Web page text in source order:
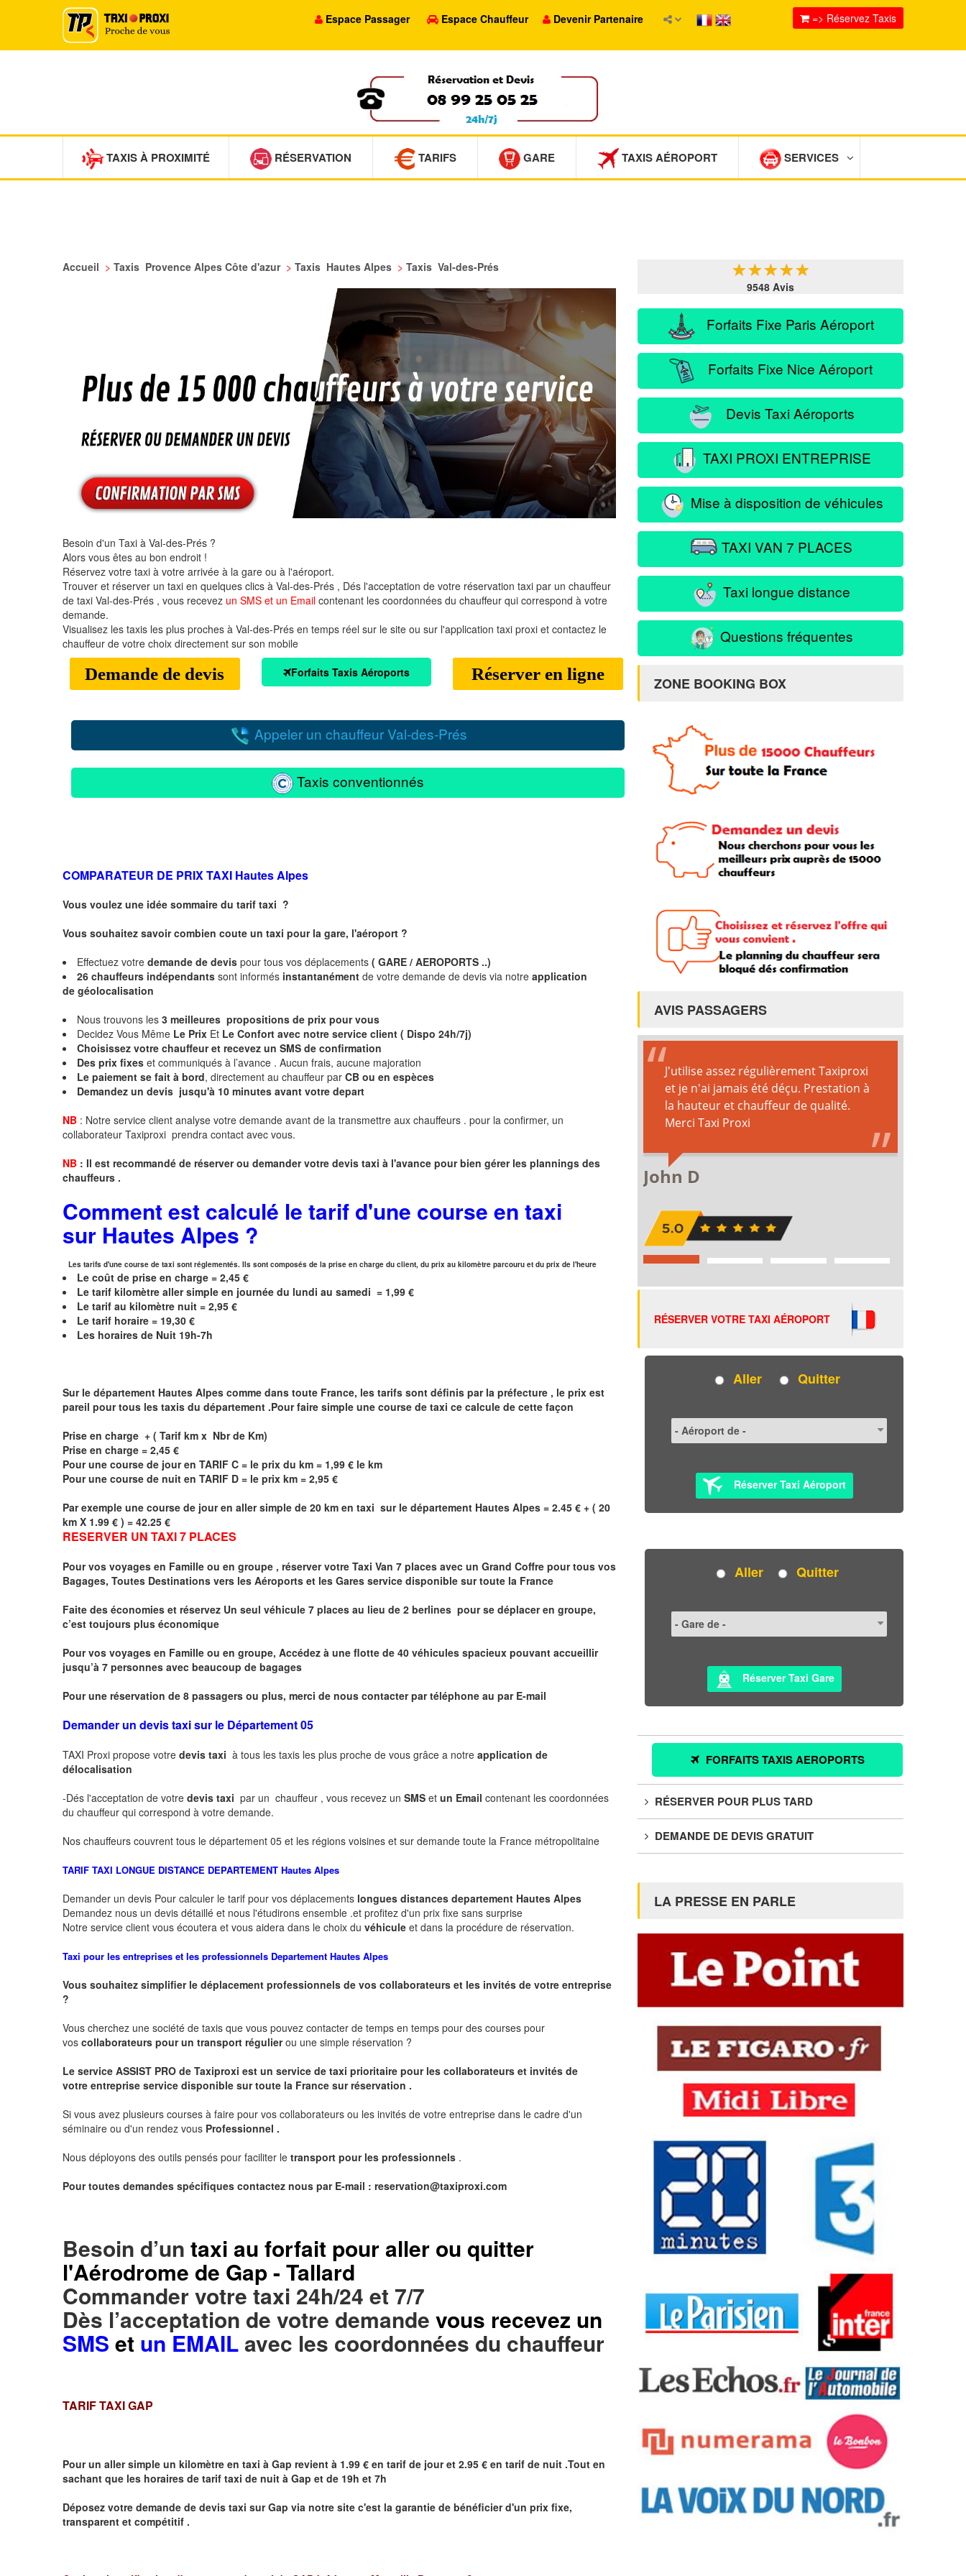
Espace Passager Espace Chauffeur Devenir Partenaire => Réservez Taxis
TAXIS À PROXIMITÉ RÉSERVATION TARIFS GARE TAXIS AÉROPORT SERVICES
Accueil > Taxis Provence Alpes Côte d'azur > Taxis Hautes Alpes > Taxis Val-des-Prés
Besoin d'un Taxi à Val-des-Prés ?
Alors vous êtes au bon endroit !
Réservez votre taxi à votre arrivée à la gare ou à l'aéroport.
Trouver et réserver un taxi en quelques clics à Val-des-Prés , Dés l'acceptation de votre réservation taxi par un chauffeur
de taxi Val-des-Prés , vous recevez un SMS et un Email contenant les coordonnées du chauffeur qui correspond à votre
demande.
Visualisez les taxis les plus proches à Val-des-Prés en temps réel sur le site ou sur l'application taxi proxi et contactez le
chauffeur de votre choix directement sur son mobile
Demande de devis Forfaits Taxis Aéroports Réserver en ligne
Appeler un chauffeur Val-des-Prés
Taxis conventionnés
COMPARATEUR DE PRIX TAXI Hautes Alpes
Vous voulez une idée sommaire du tarif taxi ?
Vous souhaitez savoir combien coute un taxi pour la gare, l'aéroport ?
Effectuez votre demande de devis pour tous vos déplacements ( GARE / AEROPORTS ..)
26 chauffeurs indépendants sont informés instantanément de votre demande de devis via notre application
de géolocalisation
Nous trouvons les 3 meilleures propositions de prix pour vous
Decidez Vous Même Le Prix Et Le Confort avec notre service client ( Dispo 24h/7j)
Choisissez votre chauffeur et recevez un SMS de confirmation
Des prix fixes et communiqués à l’avance . Aucun frais, aucune majoration
Le paiement se fait à bord, directement au chauffeur par CB ou en espèces
Demandez un devis jusqu'à 10 minutes avant votre depart
NB : Notre service client analyse votre demande avant de la transmettre aux chauffeurs . pour la confirmer, un
collaborateur Taxiproxi prendra contact avec vous.
NB : Il est recommandé de réserverou demandervotre devis taxi à l'avance pour bien gérer les plannings des
chauffeurs .
Comment est calculé le tarif d'une course en taxi
sur Hautes Alpes ?
Les tarifs d'une course de taxi sont réglementés. Ils sont composés de la prise en charge du client, du prix au kilomètre parcouru et du prix de l'heure
Le coût de prise en charge = 2,45 €
Le tarif kilomètre aller simple en journée du lundi au samedi = 1,99 €
Le tarif au kilomètre nuit = 2,95 €
Le tarif horaire = 19,30 €
Les horaires de Nuit 19h-7h
Sur le département Hautes Alpes comme dans toute France, les tarifs sont définis par la préfecture , le prix est
pareil pour tous les taxis du département .Pour faire simple une course de taxi ce calcule de cette façon
Prise en charge + ( Tarif km x Nbr de Km)
Prise en charge = 2,45 €
Pour une course de jour en TARIF C = le prix du km = 1,99 € le km
Pour une course de nuit en TARIF D = le prix km = 2,95 €
Par exemple une course de jour en aller simple de 20 km en taxi sur le département Hautes Alpes = 2.45 € + ( 20
km X 1.99 € ) = 42.25 €
RESERVER UN TAXI 7 PLACES
Pour vos voyages en Famille ou en groupe , réserver votre Taxi Van 7 places avec un Grand Coffre pour tous vos
Bagages, Toutes Destinations vers les Aéroports et les Gares service disponible sur toute la France
Faite des économies et réservez Un seul véhicule 7 places au lieu de 2 berlines pour se déplacer en groupe,
c’est toujours plus économique
Pour vos voyages en Famille ou en groupe, Accédez à une flotte de 40 véhicules spacieux pouvant accueillir
jusqu’à 7 personnes avec beaucoup de bagages
Pour une réservation de 8 passagers ou plus, merci de nous contacter par téléphone au par E-mail
Demander un devis taxi sur le Département 05
TAXI Proxi propose votre devis taxi à tous les taxis les plus proche de vous grâce a notre application de
délocalisation
-Dés l'acceptation de votre devis taxi par un chauffeur , vous recevez un SMS et un Email contenant les coordonnées
du chauffeur qui correspond à votre demande.
Nos chauffeurs couvrent tous le département 05 et les régions voisines et sur demande toute la France métropolitaine
TARIF TAXI LONGUE DISTANCE DEPARTEMENT Hautes Alpes
Demander un devis Pour calculer le tarif pour vos déplacements longues distances departement Hautes Alpes
Demandez nous un devis détaillé et nous l'étudirons ensemble .et profitez d'un prix fixe sans surprise
Notre service client vous écoutera et vous aidera dans le choix du véhicule et dans la procédure de réservation.
Taxi pour les entreprises et les professionnels Departement Hautes Alpes
Vous souhaitez simplifier le déplacement professionnels de vos collaborateurs et les invités de votre entreprise
?
Vous cherchez une société de taxis que vous pouvez contacter de temps en temps pour des courses pour
vos collaborateurs pour un transport régulierou une simple réservation ?
Le service ASSIST PRO de Taxiproxi est un service de taxi prioritaire pour les collaborateurs et invités de
votre entreprise service disponible sur toute la France sur réservation .
Si vous avez plusieurs courses à faire pour vos collaborateurs ou les invités de votre entreprise dans le cadre d'un
séminaire ou d'un rendez vous Professionnel .
Nous déployons des outils pensés pour faciliter le transport pour les professionnels .
Pour toutes demandes spécifiques contactez nous par E-mail : reservation@taxiproxi.com
Besoin d’un taxi au forfait pour aller ou quitter
l'Aérodrome de Gap - Tallard
Commander votre taxi 24h/24 et 7/7
Dès l’acceptation de votre demande vous recevez un
SMS et un EMAILavec les coordonnées du chauffeur
TARIF TAXI GAP
Pour un aller simple un kilomètre en taxi à Gap revient à 1.99 € en tarif de jour et 2.95 € en tarif de nuit .Tout en
sachant que les horaires de tarif taxi de nuit à Gap et de 19h et 7h
Déposez votre demande de devis taxi surGap via notre site c'est la garantie de bénéficier d'un prix fixe,
transparent et compétitif .
★★★★★
9548 Avis
Forfaits Fixe Paris Aéroport
Forfaits Fixe Nice Aéroport
Devis Taxi Aéroports
TAXI PROXI ENTREPRISE
Mise à disposition de véhicules
TAXI VAN 7 PLACES
Taxi longue distance
Questions fréquentes
ZONE BOOKING BOX
AVIS PASSAGERS
RÉSERVER VOTRE TAXI AÉROPORT
Aller Quitter
Réserver Taxi Aéroport
Aller Quitter
Réserver Taxi Gare
FORFAITS TAXIS AEROPORTS
RÉSERVER POUR PLUS TARD
DEMANDE DE DEVIS GRATUIT
LA PRESSE EN PARLE